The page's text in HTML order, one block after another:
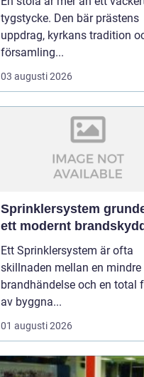
tygstycke. Den bär prästens
uppdrag, kyrkans tradition
församling...
03 augusti 2026
Sprinklersystem grunden i
ett modernt
Ett Sprinklersystem är ofta
skillnaden mellan en mindre
brandhändelse och en total
av byggna...
01 augusti 2026